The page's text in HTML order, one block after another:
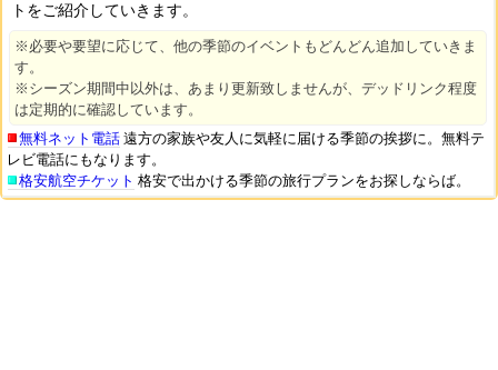
トをご紹介していきます。
※必要や要望に応じて、他の季節のイベントもどんどん追加していきま
す。
※シーズン期間中以外は、あまり更新致しませんが、デッドリンク程度
は定期的に確認しています。
無料ネット電話 遠方の家族や友人に気軽に届ける季節の挨拶に。無料テ
レビ電話にもなります。
格安航空チケット 格安で出かける季節の旅行プランをお探しならば。